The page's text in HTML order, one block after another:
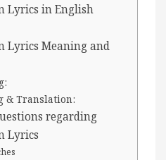
Lyrics in English
Lyrics Meaning and
& Translation:
regarding
Lyrics